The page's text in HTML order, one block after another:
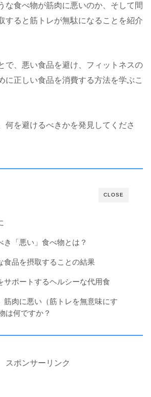
な食べ物が筋肉に悪いのか、そして間
すると筋トレが無駄になることを紹介
で、悪い食品を避け、フィットネスの
に正しい食品を消費する方法を学ぶこ
何を避けるべきかを発見してくださ
CLOSE
き「悪い」食べ物とは？
食品を摂取することの結果
サポートするヘルシーな代用食
筋肉に悪い（筋トレを無意味にす
は何ですか？
スポンサーリンク